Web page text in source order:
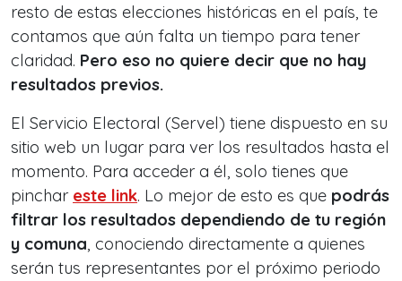
resto de estas elecciones históricas en el país, te
contamos que aún falta un tiempo para tener
claridad. Pero eso no quiere decir que no hay
resultados previos.
El Servicio Electoral (Servel) tiene dispuesto en su
sitio web un lugar para ver los resultados hasta el
momento. Para acceder a él, solo tienes que
pinchar este link. Lo mejor de esto es que podrás
filtrar los resultados dependiendo de tu región
y comuna, conociendo directamente a quienes
serán tus representantes por el próximo periodo